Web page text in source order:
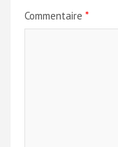
Commentaire *